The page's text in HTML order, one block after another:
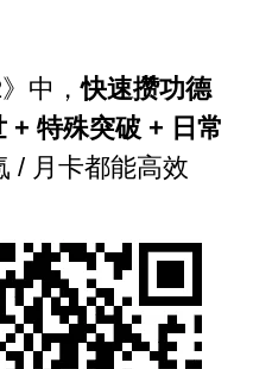
中，快速攒功德
+ 特殊突破 + 日常
/ 月卡都能高效